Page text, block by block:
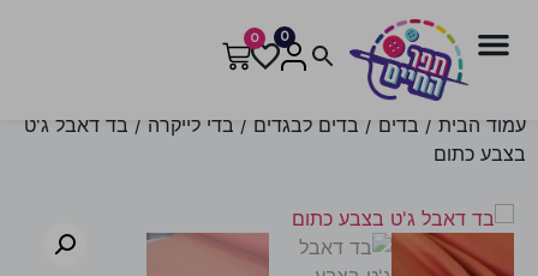
0
0
עמוד הבית / בדים / בדים לבגדים / בדי לייקרה / בד דאבל ג'ט
בצבע כתום